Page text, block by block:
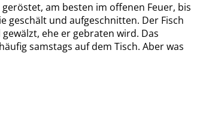
am besten im offenen Feuer, bis
geschält und aufgeschnitten. Der Fisch
ehe er gebraten wird. Das
samstags auf dem Tisch. Aber was